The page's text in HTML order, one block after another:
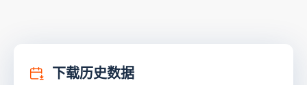
下载历史数据